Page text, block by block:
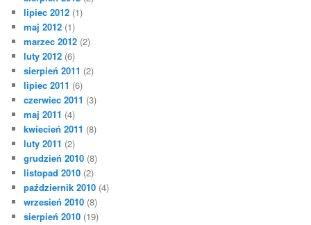
lipiec 2012 (1)
maj 2012 (1)
marzec 2012 (2)
luty 2012 (6)
sierpień 2011 (2)
lipiec 2011 (6)
czerwiec 2011 (3)
maj 2011 (4)
kwiecień 2011 (8)
luty 2011 (2)
grudzień 2010 (8)
listopad 2010 (2)
październik 2010 (4)
wrzesień 2010 (8)
sierpień 2010 (19)